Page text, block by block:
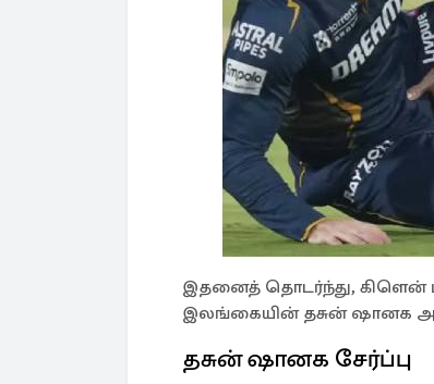
இதனைத் தொடர்ந்து, கிளென்
இலங்கையின் தசுன் ஷானக
தசுன் ஷானக சேர்ப்பு